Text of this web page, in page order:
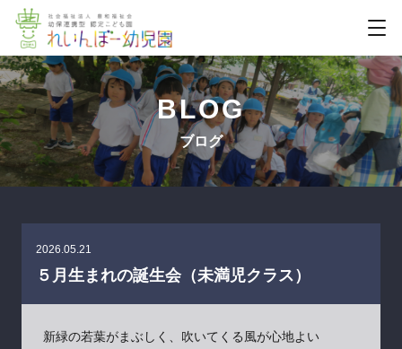
BLOG
ブログ
５月生まれの誕生会（未満児クラス）
2026.05.21
新緑の若葉がまぶしく、吹いてくる風が心地よい